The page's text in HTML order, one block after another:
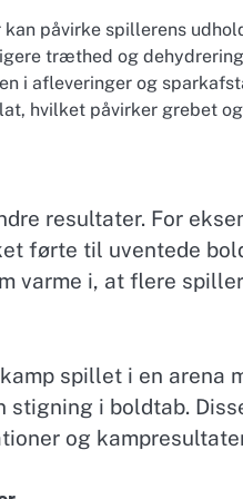
påvirke spillerens
træthed og
i afleveringer og
hvilket påvirker grebet
resultater. For
førte til uventede
varme i, at flere
spillet i en arena
stigning i boldtab.
og